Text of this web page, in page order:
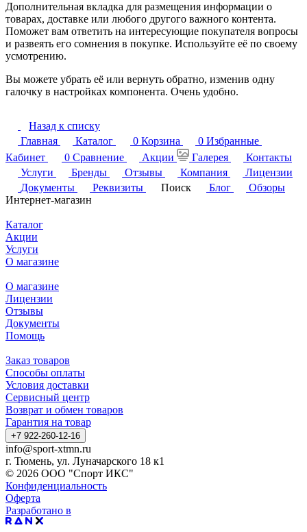
Дополнительная вкладка для размещения информации о
товарах, доставке или любого другого важного контента.
Поможет вам ответить на интересующие покупателя вопросы
и развеять его сомнения в покупке. Используйте её по своему
усмотрению.
Вы можете убрать её или вернуть обратно, изменив одну
галочку в настройках компонента. Очень удобно.
Назад к списку
Главная
Каталог 0 Корзина 0 Избранные
Кабинет
0 Сравнение Акции Галерея
Контакты
Услуги
Бренды Отзывы Компания
Лицензии
Документы
Реквизиты Поиск Блог
Обзоры
Интернет-магазин
Каталог
Акции
Услуги
О магазине
О магазине
Лицензии
Отзывы
Документы
Помощь
Заказ товаров
Способы оплаты
Условия доставки
Сервисный центр
Возврат и обмен товаров
Гарантия на товар
+7 922-260-12-16
info@sport-xtmn.ru
г. Тюмень, ул. Луначарского 18 к1
© 2026 ООО "Спорт ИКС"
Конфиденциальность
Оферта
Разработано в